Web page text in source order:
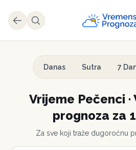
Danas Sutra 7
Vrijeme Pečenci ·
prognoza za
Za sve koji traže dugoročnu